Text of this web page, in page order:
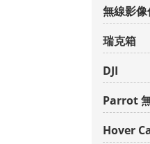
無線影
瑞克箱
DJI
Parrot
Hover